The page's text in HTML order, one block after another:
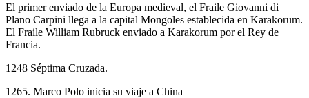
El primer enviado de la Europa medieval, el Fraile Giovanni di
Plano Carpini llega a la capital Mongoles establecida en Karakorum.
El Fraile William Rubruck enviado a Karakorum por el Rey de
Francia.
1248 Séptima Cruzada.
1265. Marco Polo inicia su viaje a China